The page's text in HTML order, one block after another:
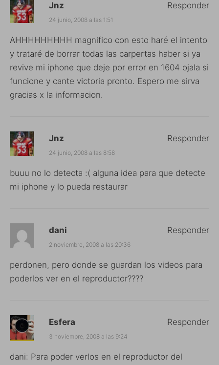
Jnz
24 junio, 2008 a las 1:51
AHHHHHHHHH magnifico con esto haré el intento
y trataré de borrar todas las carpertas haber si ya
revive mi iphone que deje por error en 1604 ojala si
funcione y cante victoria pronto. Espero me sirva
gracias x la informacion.
Responder
Jnz
24 junio, 2008 a las 8:58
buuu no lo detecta :( alguna idea para que detecte
mi iphone y lo pueda restaurar
Responder
dani
2 noviembre, 2008 a las 20:36
perdonen, pero donde se guardan los videos para
poderlos ver en el reproductor????
Responder
Esfera
3 noviembre, 2008 a las 9:24
dani: Para poder verlos en el reproductor del
Responder